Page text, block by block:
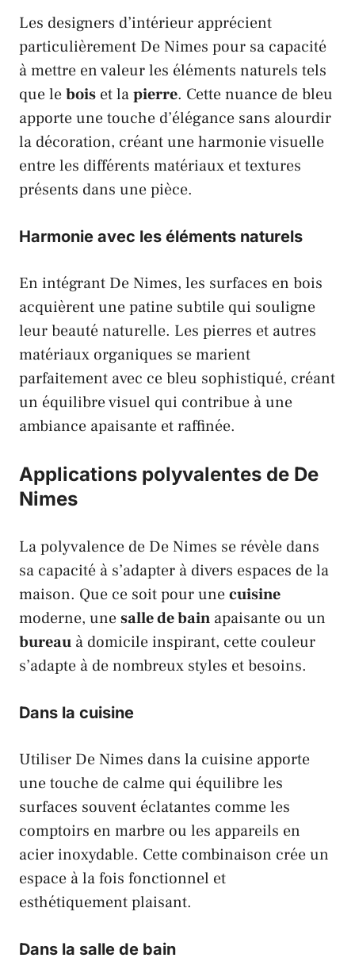
Les designers d’intérieur apprécient
particulièrement De Nimes pour sa capacité
à mettre en valeur les éléments naturels tels
que lebois et lapierre. Cette nuance de bleu
apporte une touche d’élégance sans alourdir
la décoration, créant une harmonie visuelle
entre les différents matériaux et textures
présents dans une pièce.
Harmonie avec les éléments naturels
En intégrant De Nimes, les surfaces en bois
acquièrent une patine subtile qui souligne
leur beauté naturelle. Les pierres et autres
matériaux organiques se marient
parfaitement avec ce bleu sophistiqué, créant
un équilibre visuel qui contribue à une
ambiance apaisante et raffinée.
Applications polyvalentes de De
Nimes
La polyvalence de De Nimes se révèle dans
sa capacité à s’adapter à divers espaces de la
maison. Que ce soit pour unecuisine
moderne, unesalle de bain apaisante ou un
bureau à domicile inspirant, cette couleur
s’adapte à de nombreux styles et besoins.
Dans la cuisine
Utiliser De Nimes dans la cuisine apporte
une touche de calme qui équilibre les
surfaces souvent éclatantes comme les
comptoirs en marbre ou les appareils en
acier inoxydable. Cette combinaison crée un
espace à la fois fonctionnel et
esthétiquement plaisant.
Dans la salle de bain